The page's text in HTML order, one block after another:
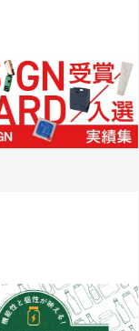
が受賞しました】デザイ
受賞歴を大特集！
映える！【瓶】のパッケ
10選